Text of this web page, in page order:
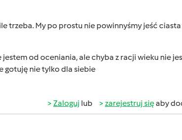
trzeba. My po prostu nie powinnyśmy jeść
jestem od oceniania, ale chyba z racji wieku nie
gotuję nie tylko dla siebie
Zaloguj lub zarejestruj sięaby